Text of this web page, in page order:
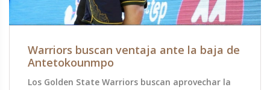
Warriors buscan ventaja ante la baja de
Antetokounmpo
Los Golden State Warriors buscan aprovechar la